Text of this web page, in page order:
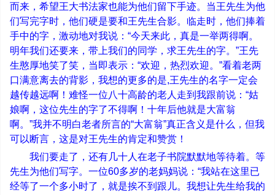
而来，希望王大书法家也能为他们留下手迹。当王先生为他
们写完字时，他们硬是要和王先生合影。临走时，他们捧着
手中的字，激动地对我说： “今天来此，真是一举两得啊。
明年我们还要来，带上我们的同学，求王先生的字。 ”王先
生憨厚地笑了笑，当即表示： “欢迎，热烈欢迎。 ”看着老两
口满意离去的背影，我想的更多的是,王先生的名字一定会
越传越远啊！难怪一位八十高龄的老人走到我跟前说： “姑
娘啊，这位先生的字了不得啊！十年后他就是大富翁
啊。 ”我并不明白老者所言的“大富翁”真正含义是什么，但我
可以断言，这是对王先生的肯定和赞赏！
我们要走了，还有几十人在老子书院默默地等待着。等
先生为他们写字。一位60多岁的老妈妈说： “我站在这里已
经等了一个多小时了，就是挨不到跟儿。我想让先生给我的